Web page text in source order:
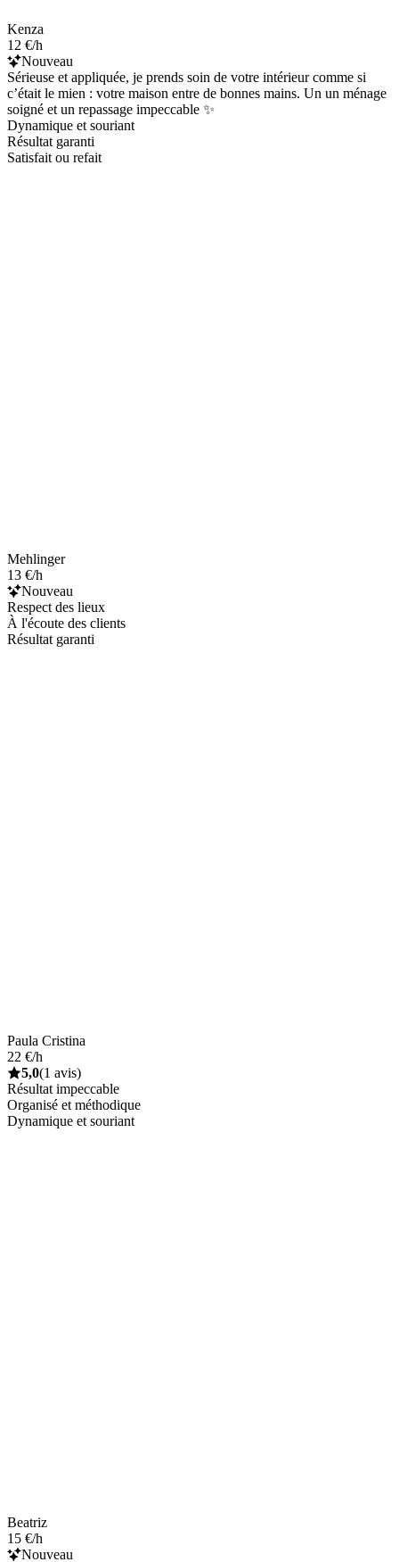
Kenza
12 €/h
Nouveau
Sérieuse et appliquée, je prends soin de votre intérieur comme si
c’était le mien : votre maison entre de bonnes mains. Un un ménage
soigné et un repassage impeccable ✨
Dynamique et souriant
Résultat garanti
Satisfait ou refait
Mehlinger
13 €/h
Nouveau
Respect des lieux
À l'écoute des clients
Résultat garanti
Paula Cristina
22 €/h
5,0(1 avis)
Résultat impeccable
Organisé et méthodique
Dynamique et souriant
Beatriz
15 €/h
Nouveau